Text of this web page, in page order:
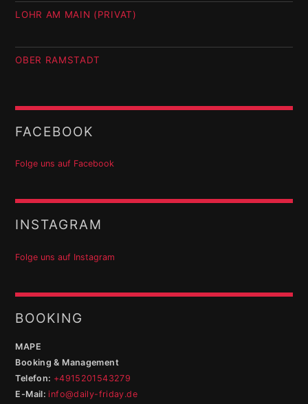
LOHR AM MAIN (PRIVAT)
OBER RAMSTADT
FACEBOOK
Folge uns auf Facebook
INSTAGRAM
Folge uns auf Instagram
BOOKING
MAPE
Booking & Management
Telefon: +4915201543279
E-Mail:info@daily-friday.de